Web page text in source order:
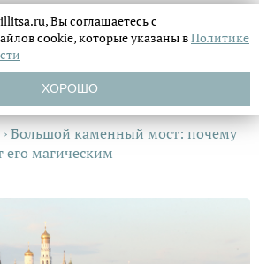
›Большой каменный мост: почему
его магическим
Вы соглашаетесь с
cookie, которые указаны вПолитике
ХОРОШО